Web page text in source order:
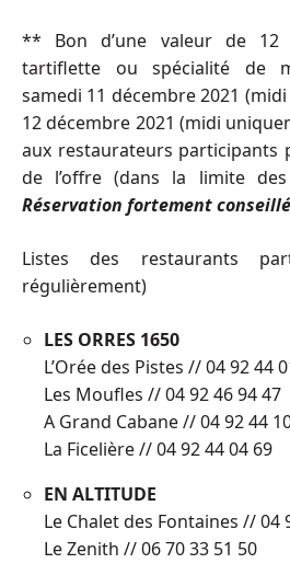
** Bon d’une valeur de 12
tartiflette ou spécialité de
samedi 11 décembre 2021
12 décembre 2021 (midi
aux restaurateurs participants
de l’offre (dans la limite des
Réservation fortement
Listes des restaurants
régulièrement)
LES ORRES 1650
L’Orée des Pistes // 04 92 44
Les Moufles // 04 92 46 94 47
A Grand Cabane // 04 92 44
La Ficelière // 04 92 44 04 69
EN ALTITUDE
Le Chalet des Fontaines // 04
Le Zenith // 06 70 33 51 50